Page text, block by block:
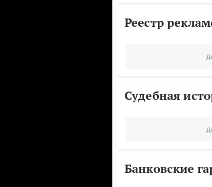
Реестр
Судебная
Банковские